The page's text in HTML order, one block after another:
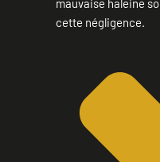
mauvaise haleine
cette négligence.